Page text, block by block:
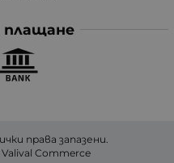
права запазени.
Valival Commerce